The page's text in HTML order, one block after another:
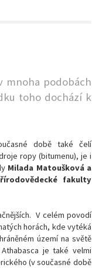
mnoha podobách
toho dochází k
době také čelí
ropy (bitumenu), je i
Milada Matoušková a
fakulty
V celém povodí
horách, kde vytéká
území na světě
je také velmi
(v současné době